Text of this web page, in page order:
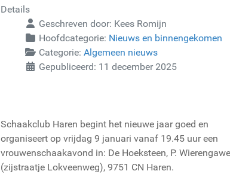
Details
Geschreven door: Kees Romijn
Hoofdcategorie: Nieuws en binnengekomen
Categorie: Algemeen nieuws
Gepubliceerd: 11 december 2025
Schaakclub Haren begint het nieuwe jaar goed en
organiseert op vrijdag 9 januari vanaf 19.45 uur een
vrouwenschaakavond in: De Hoeksteen, P.
(zijstraatje Lokveenweg), 9751 CN Haren.